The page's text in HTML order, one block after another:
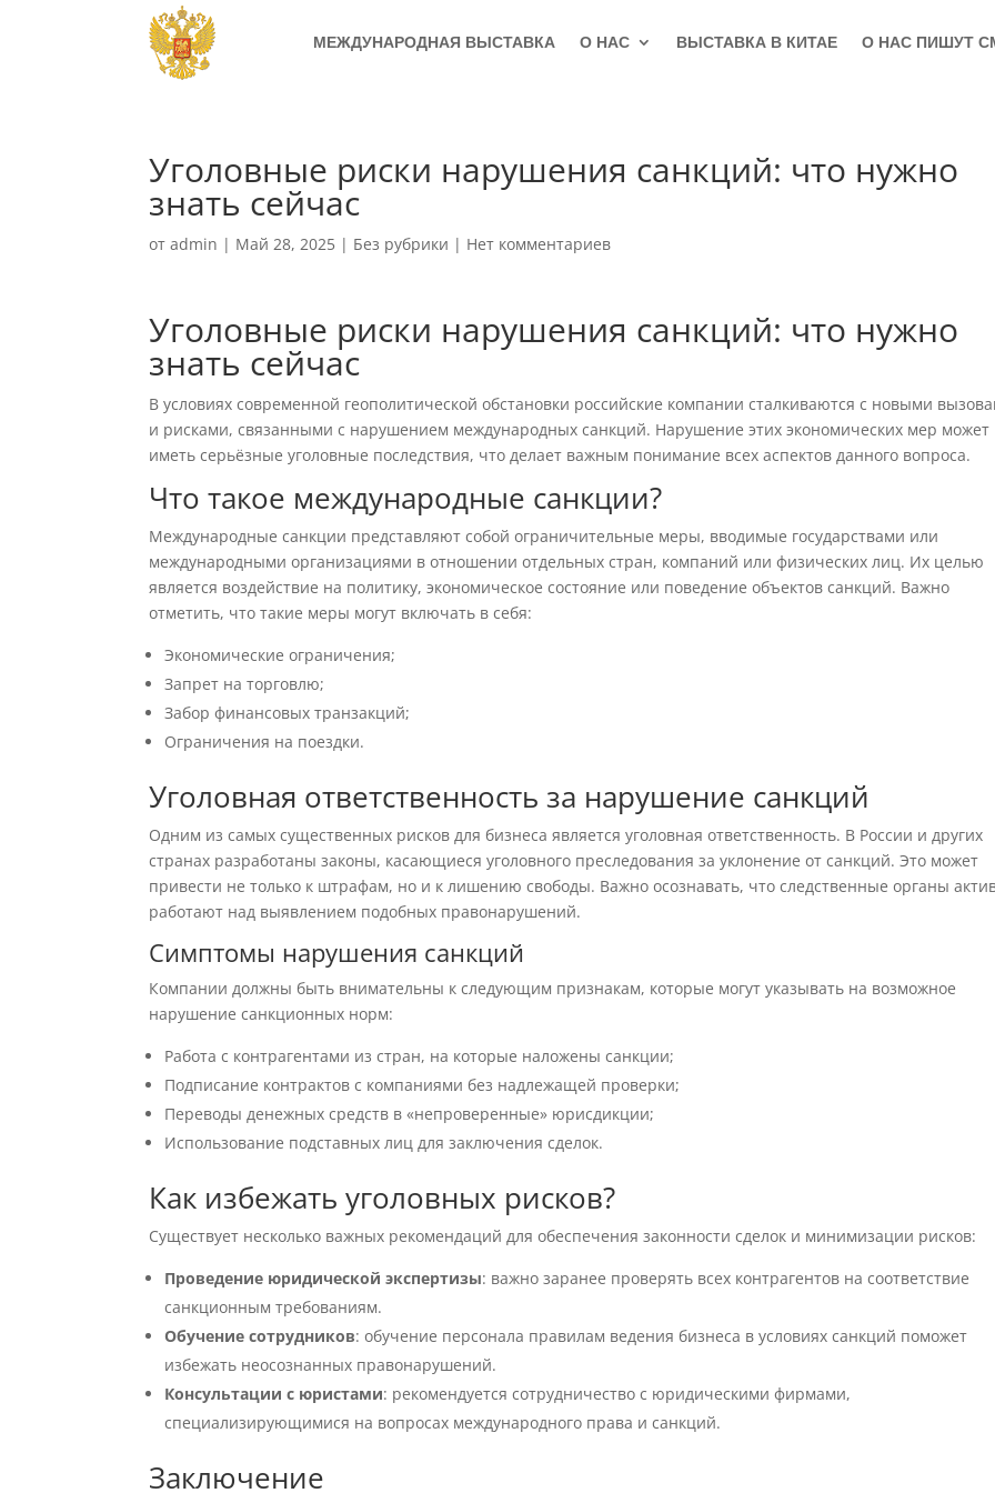
МЕЖДУНАРОДНАЯ ВЫСТАВКА О НАС ВЫСТАВКА В КИТАЕ О НАС ПИШУТ
Уголовные риски нарушения санкций: что нужно
знать сейчас
отadmin | Май 28, 2025 | Без рубрики | Нет комментариев
Уголовные риски нарушения санкций: что нужно
знать сейчас
В условиях современной геополитической обстановки российские компании сталкиваются с новыми
и рисками, связанными с нарушением международных санкций. Нарушение этих экономических мер может
иметь серьёзные уголовные последствия, что делает важным понимание всех аспектов данного вопроса.
Что такое международные санкции?
Международные санкции представляют собой ограничительные меры, вводимые государствами или
международными организациями в отношении отдельных стран, компаний или физических лиц. Их целью
является воздействие на политику, экономическое состояние или поведение объектов санкций. Важно
отметить, что такие меры могут включать в себя:
Экономические ограничения;
Запрет на торговлю;
Забор финансовых транзакций;
Ограничения на поездки.
Уголовная ответственность за нарушение санкций
Одним из самых существенных рисков для бизнеса является уголовная ответственность. В России и других
странах разработаны законы, касающиеся уголовного преследования за уклонение от санкций. Это может
привести не только к штрафам, но и к лишению свободы. Важно осознавать, что следственные органы
работают над выявлением подобных правонарушений.
Симптомы нарушения санкций
Компании должны быть внимательны к следующим признакам, которые могут указывать на возможное
нарушение санкционных норм:
Работа с контрагентами из стран, на которые наложены санкции;
Подписание контрактов с компаниями без надлежащей проверки;
Переводы денежных средств в «непроверенные» юрисдикции;
Использование подставных лиц для заключения сделок.
Как избежать уголовных рисков?
Существует несколько важных рекомендаций для обеспечения законности сделок и минимизации рисков:
Проведение юридической экспертизы: важно заранее проверять всех контрагентов на соответствие
санкционным требованиям.
Обучение сотрудников: обучение персонала правилам ведения бизнеса в условиях санкций поможет
избежать неосознанных правонарушений.
Консультации с юристами: рекомендуется сотрудничество с юридическими фирмами,
специализирующимися на вопросах международного права и санкций.
Заключение